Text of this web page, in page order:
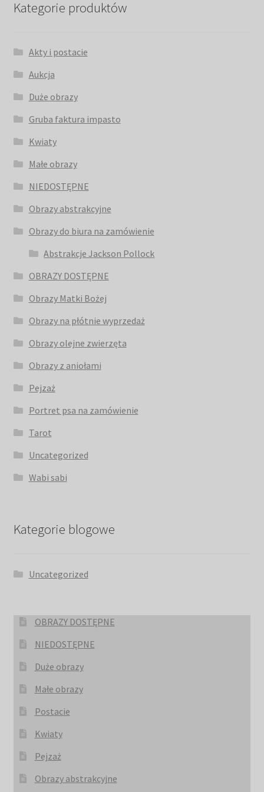
Kategorie produktów
Akty i postacie
Aukcja
Duże obrazy
Gruba faktura impasto
Kwiaty
Małe obrazy
NIEDOSTĘPNE
Obrazy abstrakcyjne
Obrazy do biura na zamówienie
Abstrakcje Jackson Pollock
OBRAZY DOSTĘPNE
Obrazy Matki Bożej
Obrazy na płótnie wyprzedaż
Obrazy olejne zwierzęta
Obrazy z aniołami
Pejzaż
Portret psa na zamówienie
Tarot
Uncategorized
Wabi sabi
Kategorie blogowe
Uncategorized
OBRAZY DOSTĘPNE
NIEDOSTĘPNE
Duże obrazy
Małe obrazy
Postacie
Kwiaty
Pejzaż
Obrazy abstrakcyjne